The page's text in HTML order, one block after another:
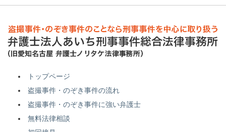
トップページ
盗撮事件・のぞき事件の流れ
盗撮事件・のぞき事件に強い弁護士
無料法律相談